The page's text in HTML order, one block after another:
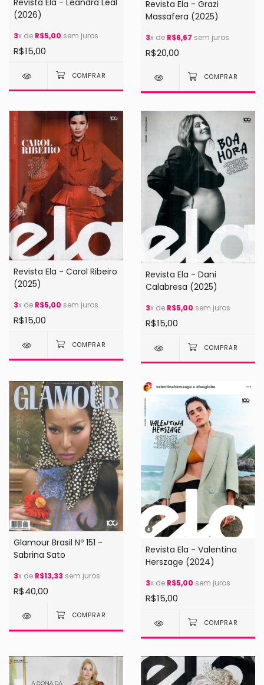
(2026)
3x de R$5,00 sem juros
R$15,00
Revista Ela - Grazi
Massafera (2025)
3x de R$6,67 sem juros
R$20,00
Revista Ela - Carol Ribeiro
(2025)
3x de R$5,00 sem juros
R$15,00
Revista Ela - Dani
Calabresa (2025)
3x de R$5,00 sem juros
R$15,00
Glamour Brasil Nº 151 -
Sabrina Sato
3x de R$13,33 sem juros
R$40,00
Revista Ela - Valentina
Herszage (2024)
3x de R$5,00 sem juros
R$15,00